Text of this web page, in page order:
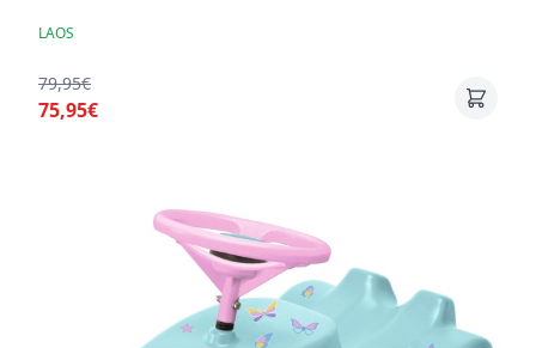
LAOS
79,95€
75,95€